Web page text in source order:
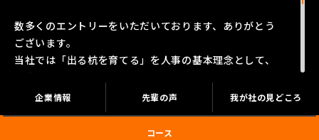
数多くのエントリーをいただいております、ありがとう
ございます。
当社では「出る杭を育てる」を人事の基本理念として、
ぜひ当社にご興味のある方は、和歌山最大級の建設業“淺
企業情報 先輩の声 我が社の見どころ
コース